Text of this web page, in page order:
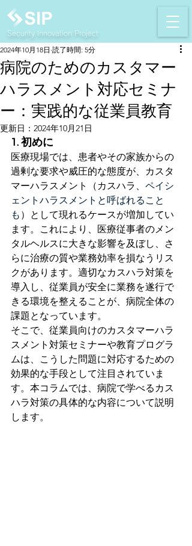
Security Innovation Project
病院のためのカスタマー
ハラスメント対応セミナ
ー：実践的な従業員教育
2024年10月18日 読了時間: 5分
更新日： 2024年10月21日
1. 初めに
医療現場では、患者やその家族からの
過剰な要求や威圧的な態度が、カスタ
マーハラスメント（カスハラ、 ペイシ
ェントハラスメントと呼ばれること
も ）として現れるケースが増加してい
ます。これにより、医療従事者のメン
タルヘルスに大きな影響を及ぼし、さ
らに治療の質や業務効率を損なうリス
クがあります。適切なカスハラ対策を
導入し、従業員が安全に業務を遂行で
きる環境を整えることが、病院全体の
課題となっています。
そこで、従業員向けのカスタマーハラ
スメント対策セミナーや教育プログラ
ムは、こうした問題に対応するための
効果的な手段として注目されていま
す。本コラムでは、病院で学べるカス
ハラ対策の具体的な内容について説明
します。